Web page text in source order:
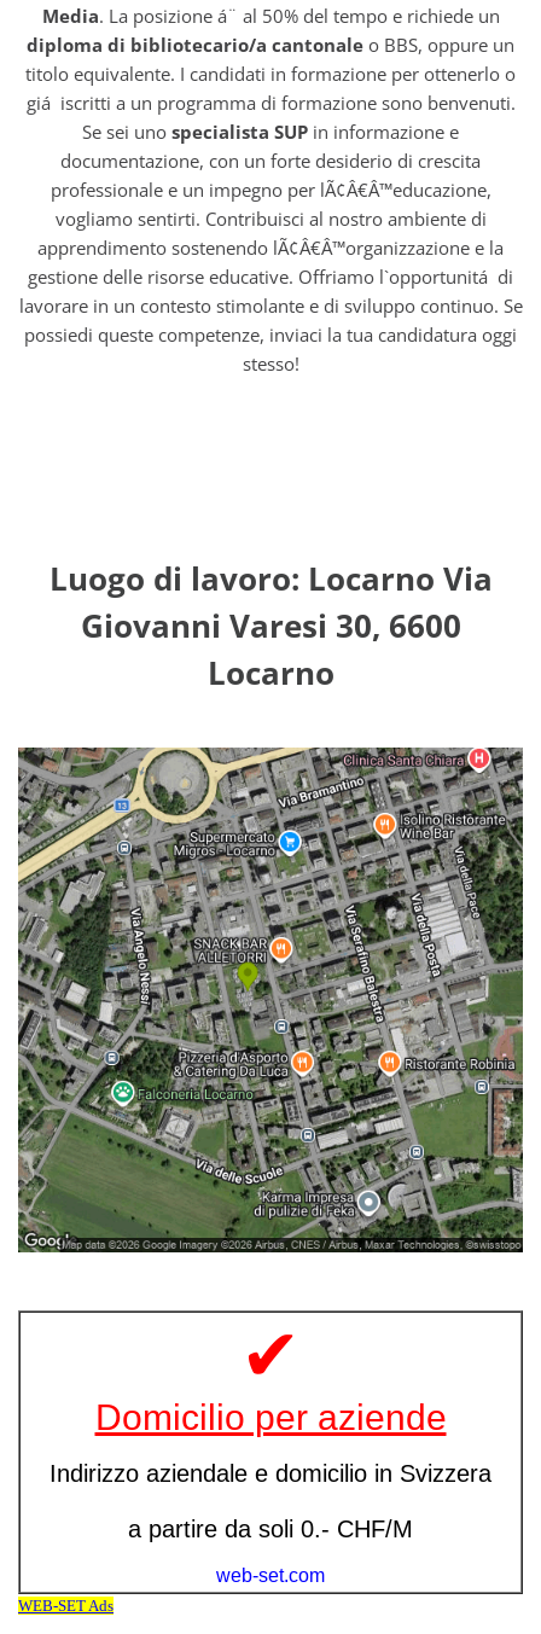
Media. La posizione á¨ al 50% del tempo e richiede un
diploma di bibliotecario/a cantonale o BBS, oppure un
titolo equivalente. I candidati in formazione per ottenerlo o
giá iscritti a un programma di formazione sono benvenuti.
Se sei uno specialista SUP in informazione e
documentazione, con un forte desiderio di crescita
professionale e un impegno per lÃ¢Â€Â™educazione,
vogliamo sentirti. Contribuisci al nostro ambiente di
apprendimento sostenendo lÃ¢Â€Â™organizzazione e la
gestione delle risorse educative. Offriamo l`opportunitá di
lavorare in un contesto stimolante e di sviluppo continuo. Se
possiedi queste competenze, inviaci la tua candidatura oggi
stesso!
Luogo di lavoro: Locarno Via
Giovanni Varesi 30, 6600
Locarno